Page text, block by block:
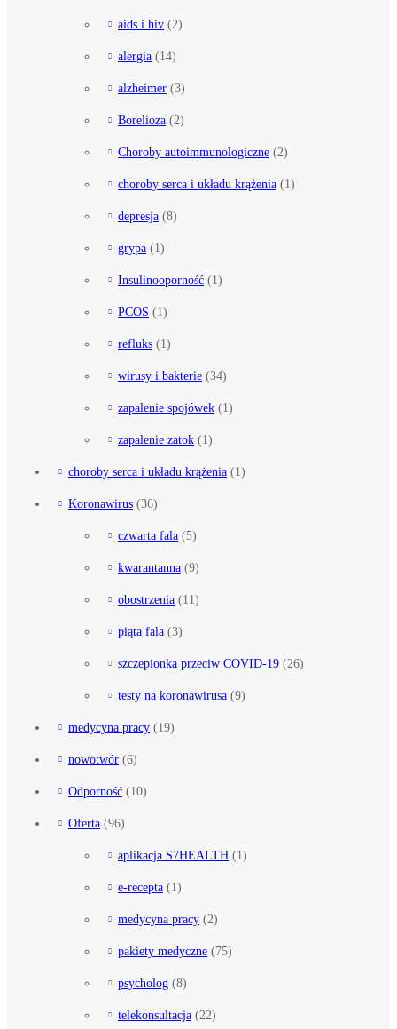
aids i hiv (2)
alergia (14)
alzheimer (3)
Borelioza (2)
Choroby autoimmunologiczne (2)
choroby serca i układu krążenia (1)
depresja (8)
grypa (1)
Insulinooporność (1)
PCOS (1)
refluks (1)
wirusy i bakterie (34)
zapalenie spojówek (1)
zapalenie zatok (1)
choroby serca i układu krążenia (1)
Koronawirus (36)
czwarta fala (5)
kwarantanna (9)
obostrzenia (11)
piąta fala (3)
szczepionka przeciw COVID-19 (26)
testy na koronawirusa (9)
medycyna pracy (19)
nowotwór (6)
Odporność (10)
Oferta (96)
aplikacja S7HEALTH (1)
e-recepta (1)
medycyna pracy (2)
pakiety medyczne (75)
psycholog (8)
telekonsultacja (22)